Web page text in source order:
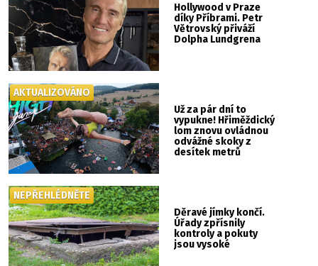
Hollywood v Praze
díky Příbrami. Petr
Větrovský přiváží
Dolpha Lundgrena
Už za pár dní to
vypukne! Hřiměždický
lom znovu ovládnou
odvážné skoky z
desítek metrů
AKTUALIZOVÁNO
Děravé jímky končí.
Úřady zpřísnily
kontroly a pokuty
jsou vysoké
NEPŘEHLÉDNĚTE